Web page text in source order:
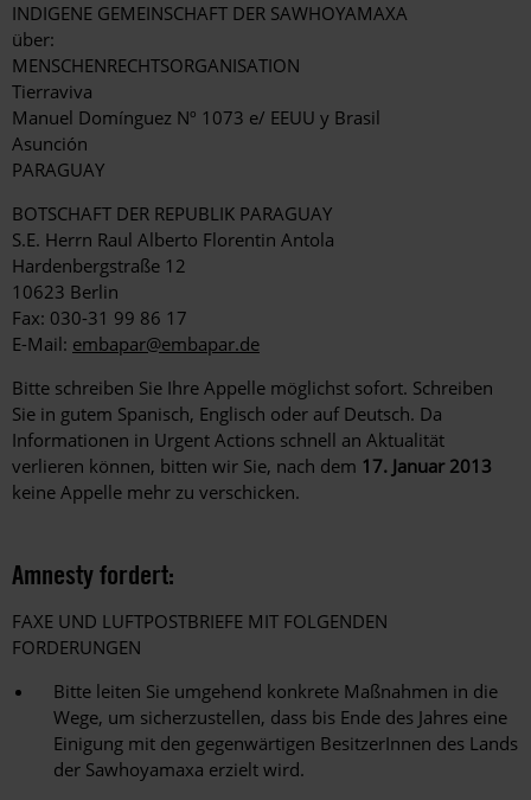
INDIGENE GEMEINSCHAFT DER SAWHOYAMAXA
über:
MENSCHENRECHTSORGANISATION
Tierraviva
Manuel Domínguez Nº 1073 e/ EEUU y Brasil
Asunción
PARAGUAY
BOTSCHAFT DER REPUBLIK PARAGUAY
S.E. Herrn Raul Alberto Florentin Antola
Hardenbergstraße 12
10623 Berlin
Fax: 030-31 99 86 17
E-Mail: embapar@embapar.de
Bitte schreiben Sie Ihre Appelle möglichst sofort. Schreiben
Sie in gutem Spanisch, Englisch oder auf Deutsch. Da
Informationen in Urgent Actions schnell an Aktualität
verlieren können, bitten wir Sie, nach dem 17. Januar 2013
keine Appelle mehr zu verschicken.
Amnesty fordert:
FAXE UND LUFTPOSTBRIEFE MIT FOLGENDEN
FORDERUNGEN
Bitte leiten Sie umgehend konkrete Maßnahmen in die
Wege, um sicherzustellen, dass bis Ende des Jahres eine
Einigung mit den gegenwärtigen BesitzerInnen des Lands
der Sawhoyamaxa erzielt wird.